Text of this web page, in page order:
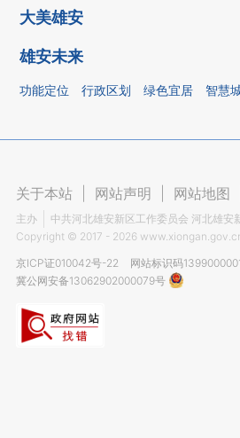
大美雄安
雄安未来
功能定位 行政区划 绿色宜居 智慧
关于本站 网站声明 网站地图
主办
中共河北雄安新区工作委员会 河北雄安
Copyright © 2017 - 2026
京ICP证010042号-22
网站标识码
冀公网安备13062902000079号